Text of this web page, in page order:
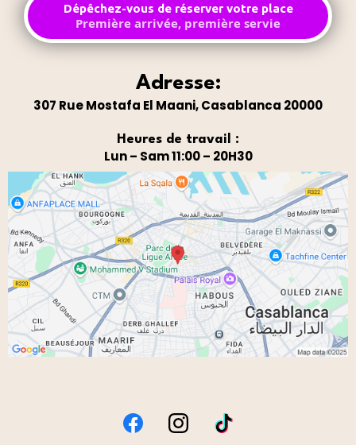
Dépêchez-vous de réserver votre place
Première arrivée, première servie
Adresse:
307 Rue Mostafa El Maani, Casablanca 20000
Heures de travail :
Lun – Sam 11:00 – 20H30